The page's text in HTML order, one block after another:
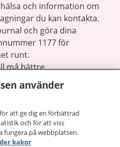
och information om
du kan kontakta.
och göra dina
1177 för
runt.
må bättre.
använder
att ge dig en förbättrad
och för att viss
på webbplatsen.
kakor